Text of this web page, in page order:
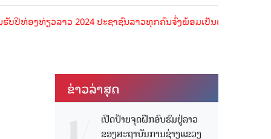
ຽວລາວ 2024 ປະຊາຊົນລາວທຸກຄົນຈົ່ງພ້ອມເປັນເຈົ້າພາບທີ່ດີ ຕ້ອນຮັບ
ຂ່າວ​ລ່າ​ສຸດ
ເປີດປ້າຍຈຸດຝຶກອົບຮົມຢູ່ລາວ
ຂອງສະຖາບັນການຊ່າງແຂວງ